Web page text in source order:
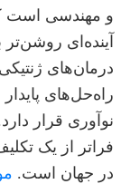
و مهندسی است
آینده‌ای
درمان‌های
راه‌حل‌های
نوآوری قرار
فراتر از یک
در جهان است.